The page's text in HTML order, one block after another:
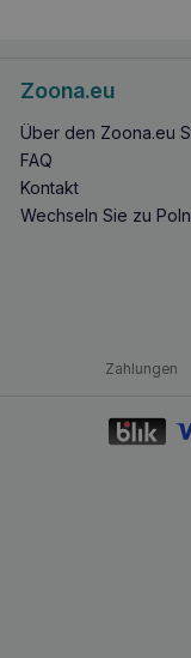
Zoona.eu
Über den Zoona.eu
FAQ
Kontakt
Wechseln Sie zu
Zahlungen